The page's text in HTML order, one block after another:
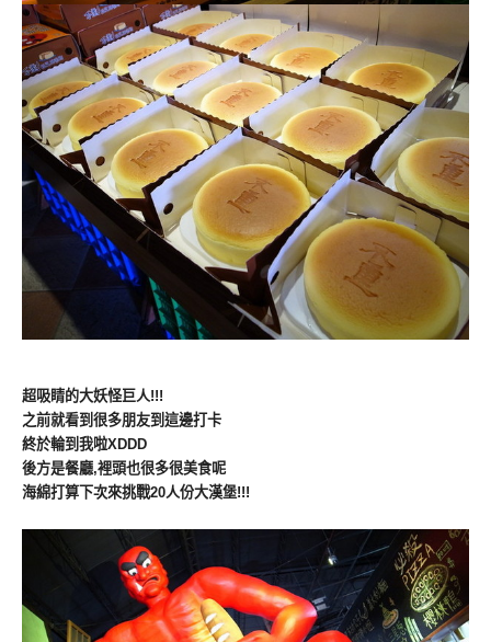
超吸睛的大妖怪巨人!!!
之前就看到很多朋友到這邊打卡
終於輪到我啦XDDD
後方是餐廳,裡頭也很多很美食呢
海綿打算下次來挑戰20人份大漢堡!!!